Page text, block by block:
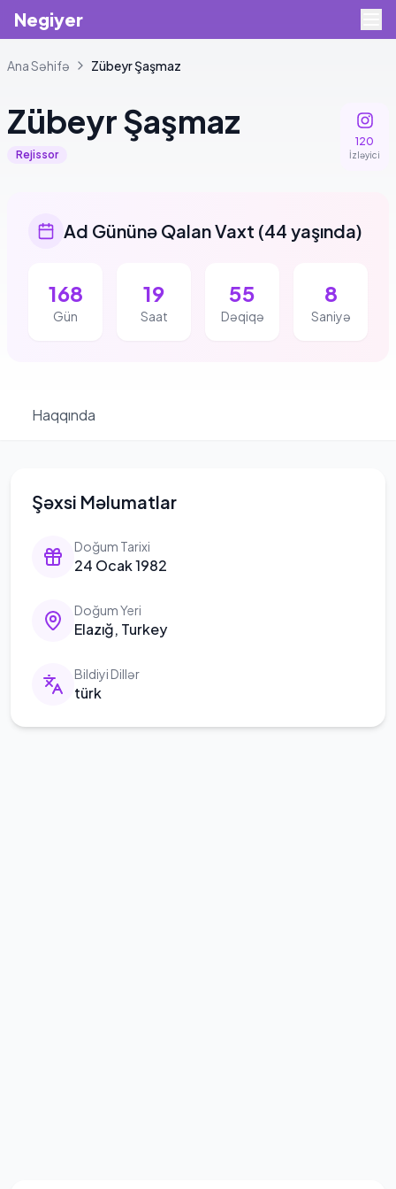
Negiyer
Ana Səhifə ZübeyrŞaşmaz
ZübeyrŞaşmaz
Rejissor
120
İzləyici
Ad Gününə Qalan Vaxt (44 yaşında)
168
Gün
19
Saat
55
Dəqiqə
8
Saniyə
Haqqında
Şəxsi Məlumatlar
Doğum Tarixi
24 Ocak 1982
Doğum Yeri
Elazığ, Turkey
Bildiyi Dillər
türk